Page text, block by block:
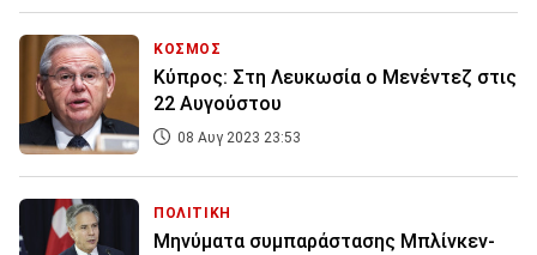
ΚΟΣΜΟΣ
Κύπρος: Στη Λευκωσία ο Μενέντεζ στις
22 Αυγούστου
08 Αυγ 2023 23:53
ΠΟΛΙΤΙΚΗ
Μηνύματα συμπαράστασης Μπλίνκεν-